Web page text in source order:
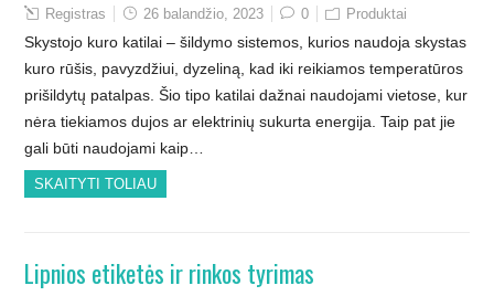
Registras 26 balandžio, 2023 0 Produktai
Skystojo kuro katilai – šildymo sistemos, kurios naudoja skystas
kuro rūšis, pavyzdžiui, dyzeliną, kad iki reikiamos temperatūros
prišildytų patalpas. Šio tipo katilai dažnai naudojami vietose, kur
nėra tiekiamos dujos ar elektrinių sukurta energija. Taip pat jie
gali būti naudojami kaip…
SKAITYTI TOLIAU
Lipnios etiketės ir rinkos tyrimas